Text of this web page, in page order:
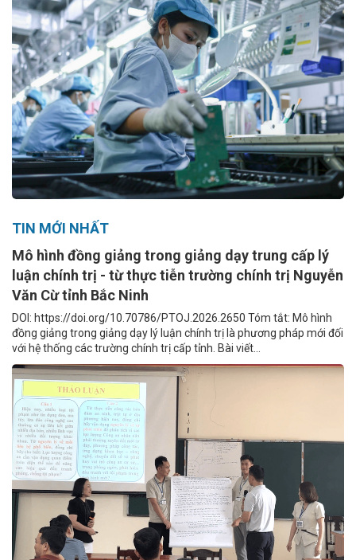
TIN MỚI NHẤT
Mô hình đồng giảng trong giảng dạy trung cấp lý
luận chính trị - từ thực tiễn trường chính trị Nguyễn
Văn Cừ tỉnh Bắc Ninh
DOI: https://doi.org/10.70786/PTOJ.2026.2650 Tóm tắt: Mô hình
đồng giảng trong giảng dạy lý luận chính trị là phương pháp mới đối
với hệ thống các trường chính trị cấp tỉnh. Bài viết...